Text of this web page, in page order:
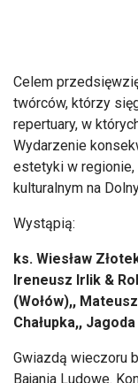
Celem
twórców, którzy
repertuary, w
Wydarzenie
estetyki w
kulturalnym na
Wystąpią:
ks. Wiesław
Ireneusz Irlik &
(Wołów),,
Chałupka,,
Gwiazdą wieczoru
Bajania Ludowe.